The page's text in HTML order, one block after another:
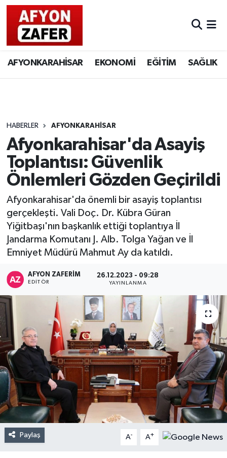
AFYONKARAHİSAR EKONOMİ EĞİTİM SAĞLIK
HABERLER AFYONKARAHİSAR
Afyonkarahisar'da Asayiş
Toplantısı: Güvenlik
Önlemleri Gözden Geçirildi
Afyonkarahisar'da önemli bir asayiş toplantısı
gerçekleşti. Vali Doç. Dr. Kübra Güran
Yiğitbaşı'nın başkanlık ettiği toplantıya İl
Jandarma Komutanı J. Alb. Tolga Yağan ve İl
Emniyet Müdürü Mahmut Ay da katıldı.
AFYON ZAFERİM
EDITÖR
26.12.2023 - 09:28
YAYINLANMA
Paylaş A- A+